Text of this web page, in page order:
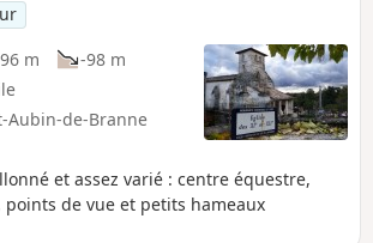
m
-98 m
Aubin-de-Branne
et assez varié : centre équestre,
points de vue et petits hameaux